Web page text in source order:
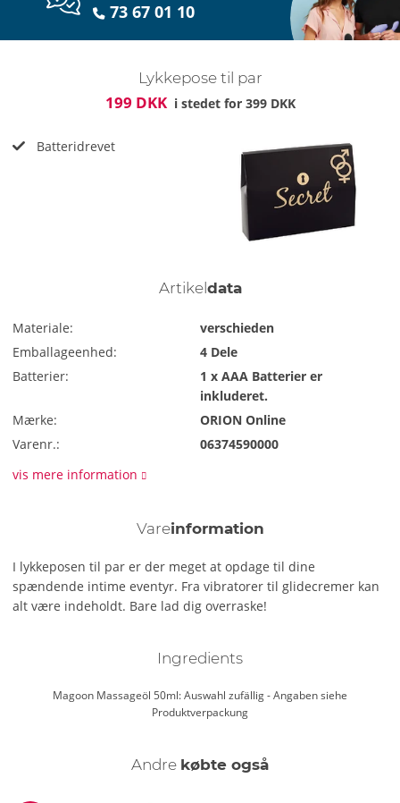
73 67 01 10
Lykkepose til par
199 DKK i stedet for 399 DKK
Batteridrevet
Artikeldata
Materiale:
verschieden
Emballageenhed:
4 Dele
Batterier:
1 x AAA Batterier er
inkluderet.
Mærke:
ORION Online
Varenr.:
06374590000
vis mere information
Vareinformation
I lykkeposen til par er der meget at opdage til dine
spændende intime eventyr. Fra vibratorer til glidecremer kan
alt være indeholdt. Bare lad dig overraske!
Ingredients
Magoon Massageöl 50ml: Auswahl zufällig - Angaben siehe
Produktverpackung
Andre købte også